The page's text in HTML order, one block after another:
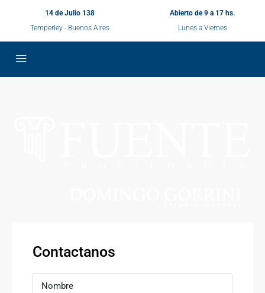
14 de Julio 138
Temperley - Buenos Aires
Abierto de 9 a 17 hs.
Lunes a Viernes
Contactanos